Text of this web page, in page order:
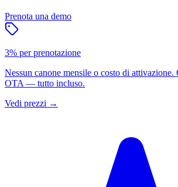
Prenota una demo
3% per prenotazione
Nessun canone mensile o costo di attivazione.
OTA — tutto incluso.
Vedi prezzi →